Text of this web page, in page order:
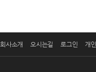
회사소개 오시는길 로그인 개